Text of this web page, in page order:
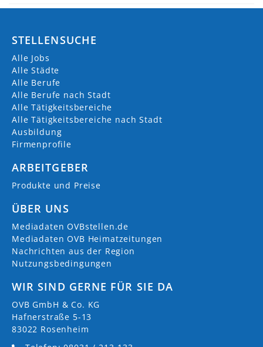
STELLENSUCHE
Alle Jobs
Alle Städte
Alle Berufe
Alle Berufe nach Stadt
Alle Tätigkeitsbereiche
Alle Tätigkeitsbereiche nach Stadt
Ausbildung
Firmenprofile
ARBEITGEBER
Produkte und Preise
ÜBER UNS
Mediadaten OVBstellen.de
Mediadaten OVB Heimatzeitungen
Nachrichten aus der Region
Nutzungsbedingungen
WIR SIND GERNE FÜR SIE DA
OVB GmbH & Co. KG
Hafnerstraße 5-13
83022 Rosenheim